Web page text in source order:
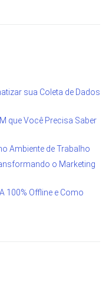
sua Coleta de Dados
que Você Precisa Saber
Ambiente de Trabalho
o Marketing
100% Offline e Como